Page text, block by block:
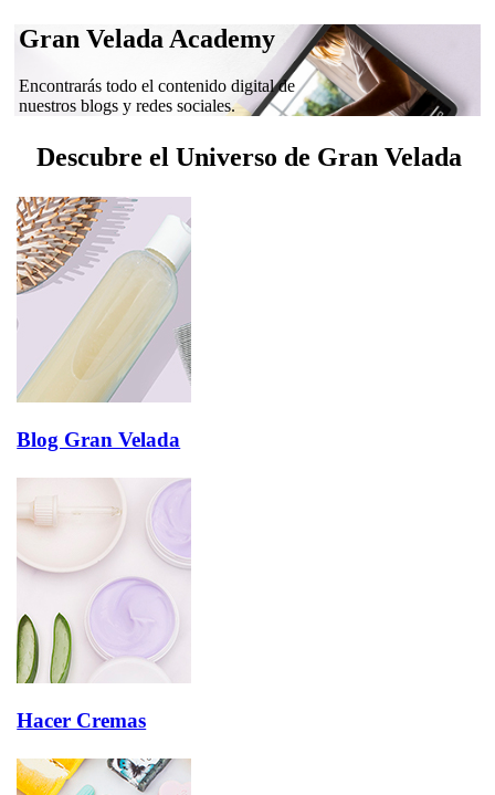
Gran Velada Academy
Encontrarás todo el contenido digital de
nuestros blogs y redes sociales.
Descubre el Universo de Gran Velada
Blog Gran Velada
Hacer Cremas